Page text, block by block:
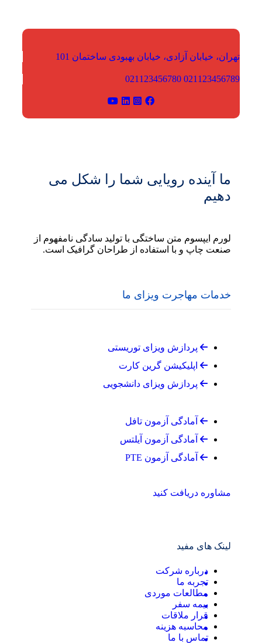
تهران، خیابان آزادی، خیابان بهبودی ساختمان 101
021123456789
021123456780
ما آینده رویایی شما را شکل می
دهیم
لورم ایپسوم متن ساختگی با تولید سادگی نامفهوم از
صنعت چاپ و با استفاده از طراحان گرافیک است.
خدمات مهاجرت ویزای ما
پردازش ویزای توریستی
اپلیکیشن گرین کارت
پردازش ویزای دانشجویی
آمادگی آزمون تافل
آمادگی آزمون آیلتس
آمادگی آزمون PTE
مشاوره دریافت کنید
لینک های مفید
درباره شرکت
تجربه ما
مطالعات موردی
بیمه سفر
قرار ملاقات
محاسبه هزینه
تماس با ما